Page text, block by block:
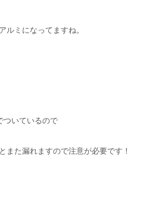
ルミになってますね。
ついているので
また漏れますので注意が必要です！